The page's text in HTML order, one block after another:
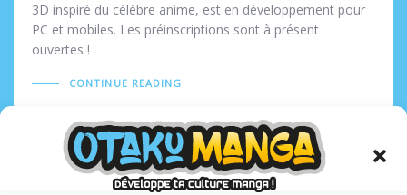
3D inspiré du célèbre anime, est en développement pour
PC et mobiles. Les préinscriptions sont à présent
ouvertes !
CONTINUE READING